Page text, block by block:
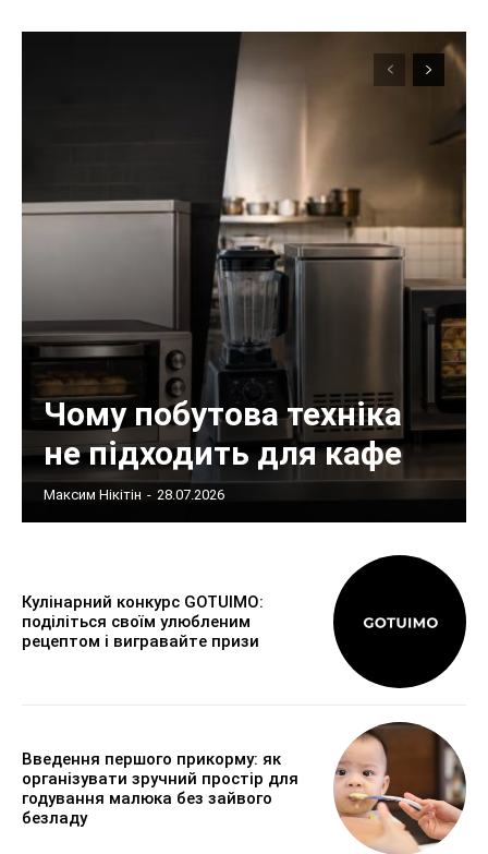
Чому побутова техніка
не підходить для кафе
Максим Нікітін - 28.07.2026
Кулінарний конкурс GOTUIMO:
поділіться своїм улюбленим
рецептом і вигравайте призи
Введення першого прикорму: як
організувати зручний простір для
годування малюка без зайвого
безладу